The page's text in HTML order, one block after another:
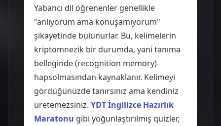
Yabancı dil öğrenenler genellikle
"anlıyorum ama konuşamıyorum"
şikayetinde bulunurlar. Bu, kelimelerin
kriptomnezik bir durumda, yani tanıma
belleğinde (recognition memory)
hapsolmasından kaynaklanır. Kelimeyi
gördüğünüzde tanırsınız ama kendiniz
üretemezsiniz. YDT İngilizce Hazırlık
Maratonu gibi yoğunlaştırılmış quizler,